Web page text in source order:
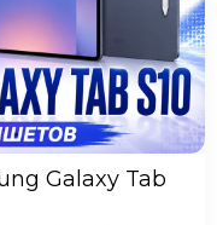
Galaxy Tab